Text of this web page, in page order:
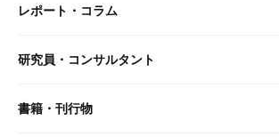
事業・ソリューション トップ
リサーチ
レポート・コラム
レポート・コラム トップ
最新のレポート・コラム
研究員・コンサルタント
研究員・コンサルタント トップ
書籍・刊行物